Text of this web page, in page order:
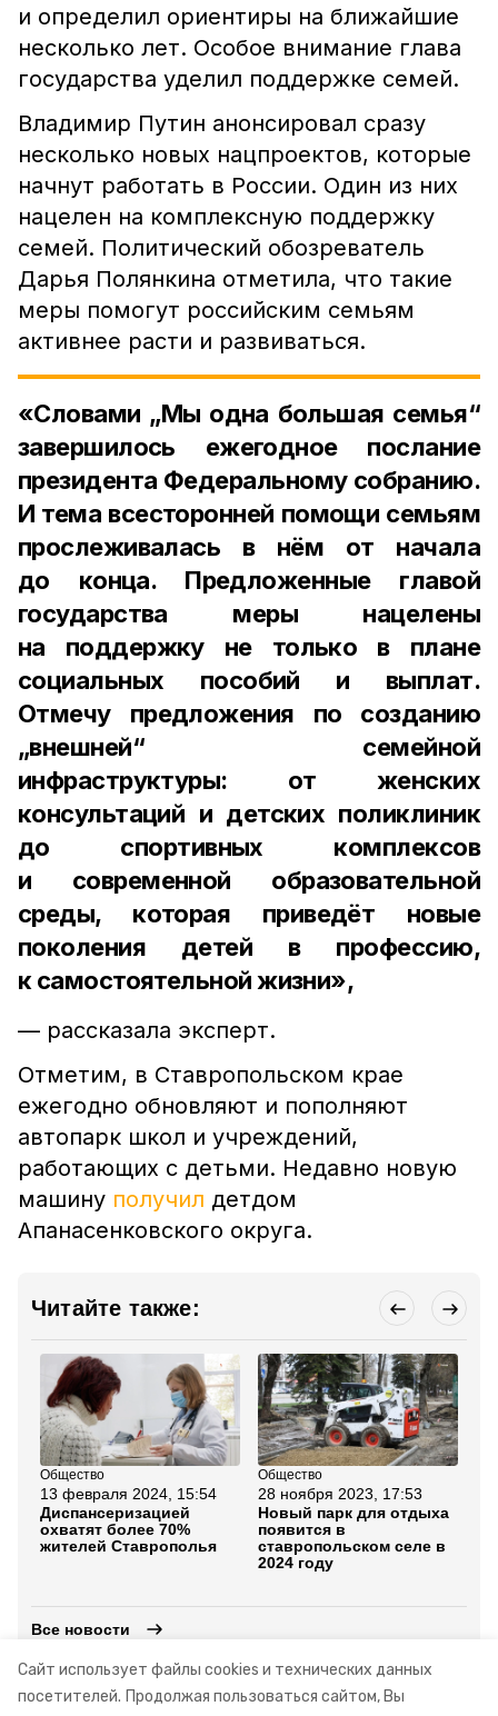
Сайт использует файлы cookies и технических данных
посетителей. Продолжая пользоваться сайтом, Вы
и определил ориентиры на ближайшие
несколько лет. Особое внимание глава
государства уделил поддержке семей.
Владимир Путин анонсировал сразу
несколько новых нацпроектов, которые
начнут работать в России. Один из них
нацелен на комплексную поддержку
семей. Политический обозреватель
Дарья Полянкина отметила, что такие
меры помогут российским семьям
активнее расти и развиваться.
«Словами „Мы одна большая семья“
завершилось ежегодное послание
президента Федеральному собранию.
И тема всесторонней помощи семьям
прослеживалась в нём от начала
до конца. Предложенные главой
государства меры нацелены
на поддержку не только в плане
социальных пособий и выплат.
Отмечу предложения по созданию
„внешней“ семейной
инфраструктуры: от женских
консультаций и детских поликлиник
до спортивных комплексов
и современной образовательной
среды, которая приведёт новые
поколения детей в профессию,
к самостоятельной жизни»,
— рассказала эксперт.
Отметим, в Ставропольском крае
ежегодно обновляют и пополняют
автопарк школ и учреждений,
работающих с детьми. Недавно новую
машину получил детдом
Апанасенковского округа.
Читайте также:
Общество
13 февраля 2024, 15:54
Диспансеризацией
охватят более 70%
жителей Ставрополья
Общество
28 ноября 2023, 17:53
Новый парк для отдыха
появится в
ставропольском селе в
2024 году
Все новости
послание президента нацпроекты